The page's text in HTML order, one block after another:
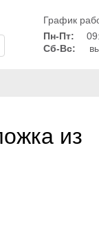
График
Пн-Пт:
Сб-Вс:
из